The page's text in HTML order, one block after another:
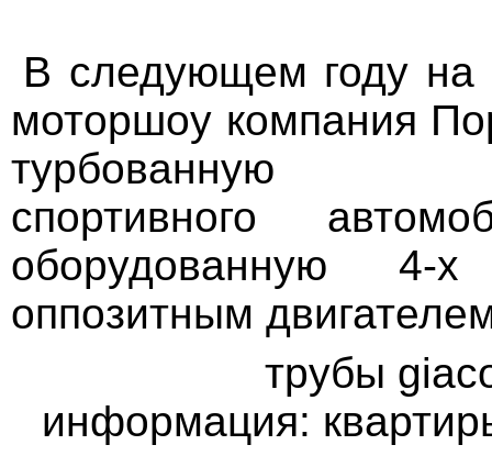
В следующем году на
моторшоу компания
турбованную
спортивного
оборудованную 4-
оппозитным
трубы
информация: